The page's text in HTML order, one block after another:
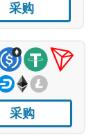
采购
采购